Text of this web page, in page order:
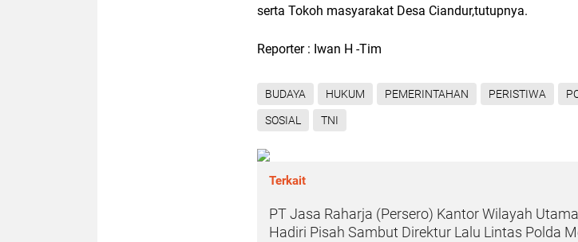
serta Tokoh masyarakat Desa Ciandur,tutupnya.
Reporter : Iwan H -Tim
BUDAYA HUKUM PEMERINTAHAN PERISTIWA
SOSIAL TNI
Terkait
PT Jasa Raharja (Persero) Kantor Wilayah
Hadiri Pisah Sambut Direktur Lalu Lintas Polda